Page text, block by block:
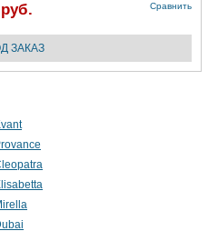
Сравнить